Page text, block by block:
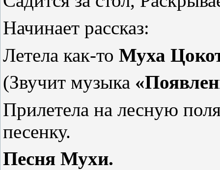
Начинает рассказ:
Летела как-то Муха
(Звучит музыка
Прилетела на лесную
песенку.
Песня Мухи.